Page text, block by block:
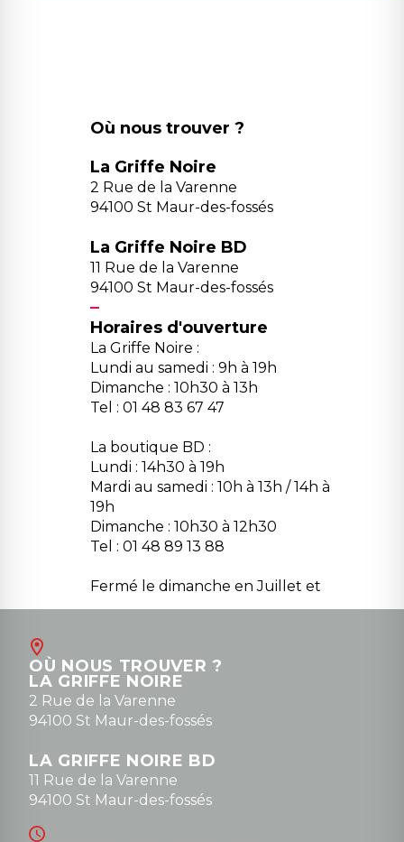
Où nous trouver ?
La Griffe Noire
2 Rue de la Varenne
94100 St Maur-des-fossés
La Griffe Noire BD
11 Rue de la Varenne
94100 St Maur-des-fossés
Horaires d'ouverture
La Griffe Noire :
Lundi au samedi : 9h à 19h
Dimanche : 10h30 à 13h
Tel : 01 48 83 67 47
La boutique BD :
Lundi : 14h30 à 19h
Mardi au samedi : 10h à 13h / 14h à
19h
Dimanche : 10h30 à 12h30
Tel : 01 48 89 13 88
Fermé le dimanche en Juillet et
Août
contact@la-griffe-noire.com
0148836747
OÙ NOUS TROUVER ?
LA GRIFFE NOIRE
2 Rue de la Varenne
94100 St Maur-des-fossés
LA GRIFFE NOIRE BD
11 Rue de la Varenne
94100 St Maur-des-fossés